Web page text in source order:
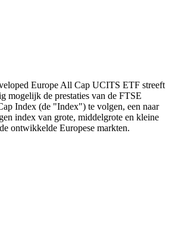
Europe All Cap UCITS ETF streeft
mogelijk de prestaties van de FTSE
Index (de "Index") te volgen, een naar
index van grote, middelgrote en kleine
ontwikkelde Europese markten.